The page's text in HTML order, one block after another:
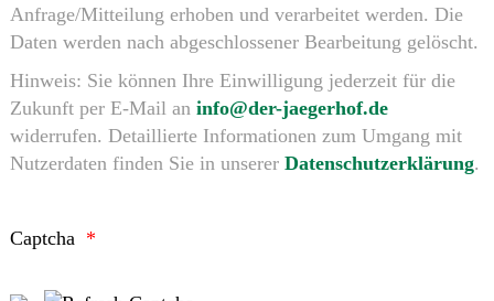
Anfrage/Mitteilung erhoben und verarbeitet werden. Die
Daten werden nach abgeschlossener Bearbeitung gelöscht.
Hinweis: Sie können Ihre Einwilligung jederzeit für die
Zukunft per E-Mail an info@der-jaegerhof.de
widerrufen. Detaillierte Informationen zum Umgang mit
Nutzerdaten finden Sie in unserer Datenschutzerklärung.
Captcha